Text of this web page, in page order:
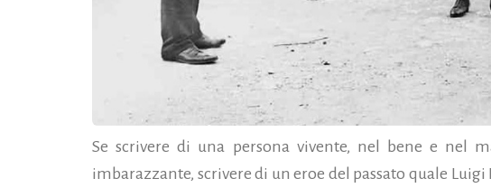
Se scrivere di una persona vivente, nel bene e nel
imbarazzante, scrivere di un eroe del passato quale Luigi